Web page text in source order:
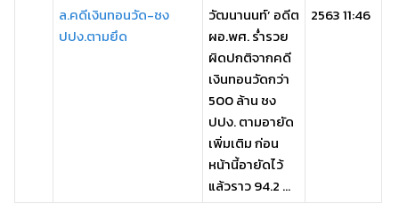
ล.คดีเงินทอนวัด-ชง
ปปง.ตามยึด
วัฒนานนท์’ อดีต
ผอ.พศ. ร่ำรวย
ผิดปกติจากคดี
เงินทอนวัดกว่า
500 ล้าน ชง
ปปง. ตามอายัด
เพิ่มเติม ก่อน
หน้านี้อายัดไว้
แล้วราว 94.2 ...
2563 11:46